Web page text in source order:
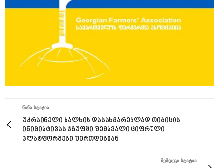
ᲬᲘᲜᲐ ᲡᲢᲐᲢᲘᲐ
უკრაინელი ხალხის დასახმარებლად თიბისის
ინიციატივას ჯგუფში შემავალი ციფრული
პლატფორმები უერთდებიან
ᲨᲔᲛᲓᲔᲒᲘ ᲡᲢᲐᲢᲘᲐ